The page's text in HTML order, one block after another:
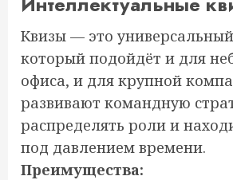
Квизы — это
который подойдёт и для
офиса, и для крупной
развивают командную
распределять роли и
под давлением времени.
Преимущества: